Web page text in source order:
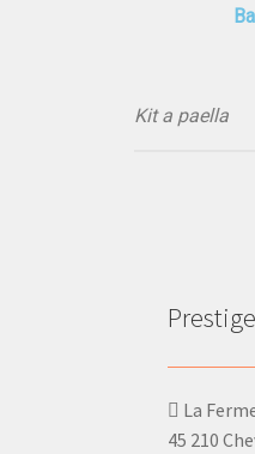
Kit a paella
La
45 210